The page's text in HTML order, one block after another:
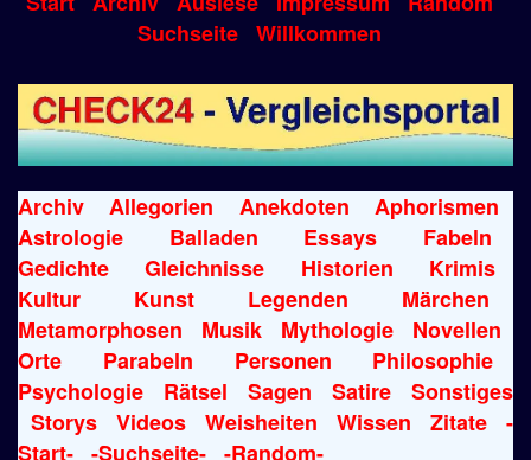
Suchseite Willkommen
Archiv Allegorien Anekdoten
Aphorismen
Astrologie
Balladen Essays
Fabeln
Gedichte
Gleichnisse Historien
Krimis
Kultur
Kunst Legenden
Märchen
Metamorphosen
Musik Mythologie
Novellen
Orte
Parabeln Personen
Philosophie
Psychologie
Rätsel Sagen Satire
Sonstiges
Storys
Videos Weisheiten Wissen Zitate
-
Start- -Suchseite- -Random-